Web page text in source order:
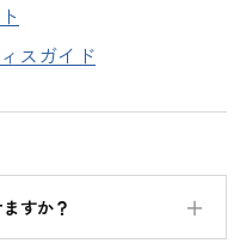
スガイド
すか？